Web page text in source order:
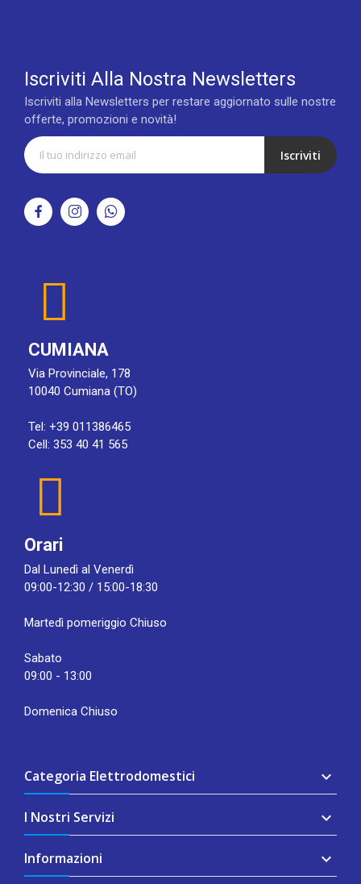
Iscriviti Alla Nostra Newsletters
Iscriviti alla Newsletters per restare aggiornato sulle nostre
offerte, promozioni e novità!
Iscriviti
CUMIANA
Via Provinciale, 178
10040 Cumiana (TO)
Tel: +39 011386465
Cell: 353 40 41 565
Orari
Dal Lunedì al Venerdì
09:00-12:30 / 15:00-18:30
Martedì pomeriggio Chiuso
Sabato
09:00 - 13:00
Domenica Chiuso
Categoria Elettrodomestici 
I Nostri Servizi 
Informazioni 